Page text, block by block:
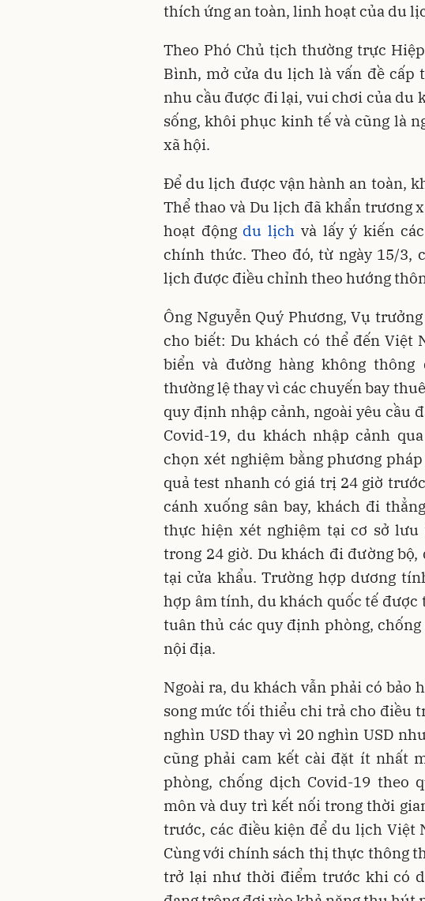
thích ứng an toàn, linh hoạt của du
Theo Phó Chủ tịch thường trực
Bình, mở cửa du lịch là vấn đề cấp
nhu cầu được đi lại, vui chơi của du
sống, khôi phục kinh tế và cũng là
xã hội.
Để du lịch được vận hành an toàn,
Thể thao và Du lịch đã khẩn trương
hoạt động du lịch và lấy ý kiến
chính thức. Theo đó, từ ngày 15/3,
lịch được điều chỉnh theo hướng
Ông Nguyễn Quý Phương, Vụ
cho biết: Du khách có thể đến Việt
biển và đường hàng không thông
thường lệ thay vì các chuyến bay
quy định nhập cảnh, ngoài yêu cầu
Covid-19, du khách nhập cảnh
chọn xét nghiệm bằng phương
quả test nhanh có giá trị 24 giờ
cánh xuống sân bay, khách đi
thực hiện xét nghiệm tại cơ sở lưu
trong 24 giờ. Du khách đi đường
tại cửa khẩu. Trường hợp dương
hợp âm tính, du khách quốc tế được
tuân thủ các quy định phòng,
nội địa.
Ngoài ra, du khách vẫn phải có bảo
song mức tối thiểu chi trả cho điều
nghìn USD thay vì 20 nghìn USD
cũng phải cam kết cài đặt ít nhất
phòng, chống dịch Covid-19 theo
môn và duy trì kết nối trong thời
trước, các điều kiện để du lịch Việt
Cùng với chính sách thị thực thông
trở lại như thời điểm trước khi có